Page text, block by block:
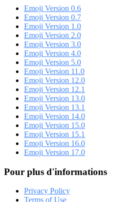
Emoji Version 0.6
Emoji Version 0.7
Emoji Version 1.0
Emoji Version 2.0
Emoji Version 3.0
Emoji Version 4.0
Emoji Version 5.0
Emoji Version 11.0
Emoji Version 12.0
Emoji Version 12.1
Emoji Version 13.0
Emoji Version 13.1
Emoji Version 14.0
Emoji Version 15.0
Emoji Version 15.1
Emoji Version 16.0
Emoji Version 17.0
Pour plus d'informations
Privacy Policy
Terms of Use